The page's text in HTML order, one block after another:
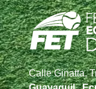
Calle Ginatta,